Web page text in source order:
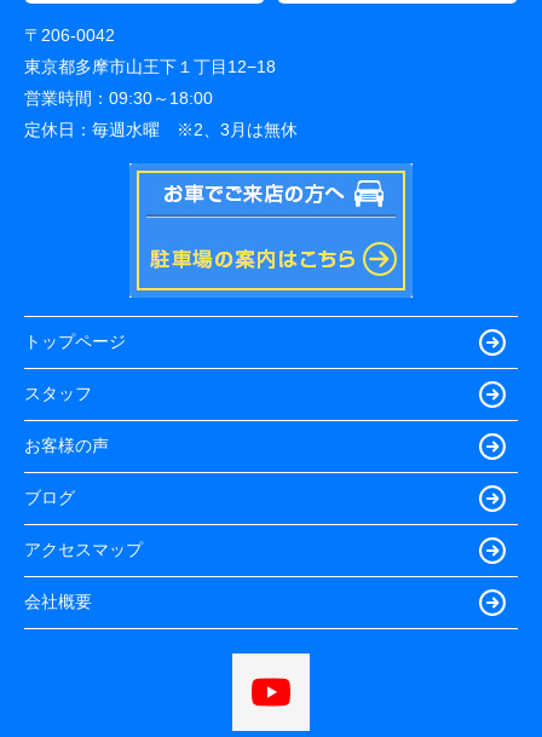
〒206-0042
東京都多摩市山王下１丁目12−18
営業時間： 09:30～18:00
定休日： 毎週水曜 ※2、3月は無休
トップページ
スタッフ
お客様の声
ブログ
アクセスマップ
会社概要